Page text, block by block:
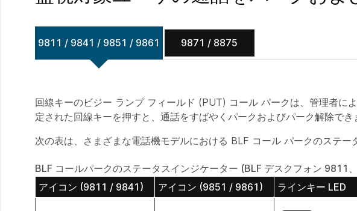
9811 / 9841 / 9851 / 9861 9871 / 8875
回線キーのビジー ランプ フィールド (PUT) コール パークは、管理者に
定された回線キーを押すと、通話をすばやくパークおよびパーク解除でき
次の表は、さまざまな電話機モデルにおける BLF コール パークのステー
BLF コールパークのステータスインジケーター (BLF デスクフォン
アイコン (9811 / 9841)
アイコン (9851 / 9861) ラインキー LED